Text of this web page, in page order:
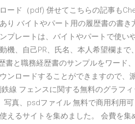
ード（pdf) 併せてこちらの記事も
り バイトやパート用の履歴書の書き
プレートは、バイトやパートで使い
機、自己PR、氏名、本人希望欄まで
書と職務経歴書のサンプルをワード
ンロードすることができますので、
線 フェンスに関する無料のグラフ
真、psdファイル 無料で商用利用
えるサイトを集めました。 会費を集